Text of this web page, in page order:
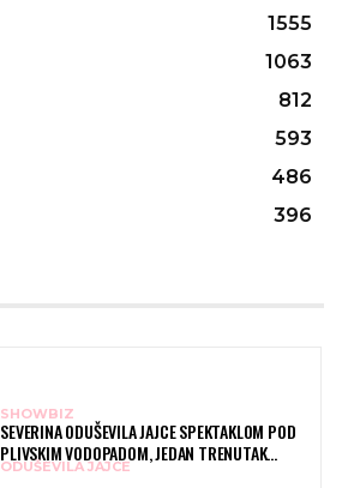
1555
1063
812
593
486
396
SHOWBIZ
SEVERINA ODUŠEVILA JAJCE SPEKTAKLOM POD
PLIVSKIM VODOPADOM, JEDAN TRENUTAK
POSEBNO JE DIRNUO PUBLIKU
ODUŠEVILA JAJCE